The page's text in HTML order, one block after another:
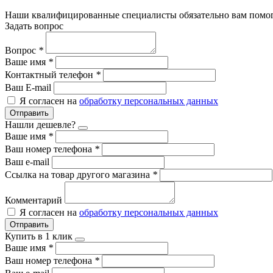
Наши квалифицированные специалисты обязательно вам
Задать вопрос
Вопрос *
Ваше имя *
Контактный телефон *
Ваш E-mail
Я согласен на обработку персональных данных
Отправить
Нашли дешевле?
Ваше имя *
Ваш номер телефона *
Ваш e-mail
Ссылка на товар другого магазина *
Комментарий
Я согласен на обработку персональных данных
Отправить
Купить в 1 клик
Ваше имя *
Ваш номер телефона *